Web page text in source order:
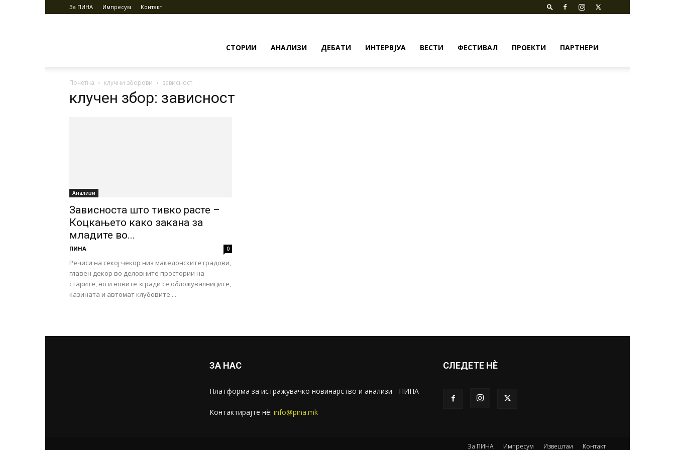
За ПИНА Импресум Контакт
СТОРИИ АНАЛИЗИ ДЕБАТИ ИНТЕРВЈУА ВЕСТИ ФЕСТИВАЛ ПРОЕКТИ ПАРТНЕРИ
Почетна клучни зборови зависност
клучен збор: зависност
Анализи
Зависноста што тивко расте –
Коцкањето како закана за
младите во...
ПИНА 0
Речиси на секој чекор низ македонските градови,
главен декор во деловните простории на
старите, но и новите згради се обложувалниците,
казината и автомат клубовите....
ЗА НАС
Платформа за истражувачко новинарство и анализи - ПИНА
Контактирајте нѐ: info@pina.mk
СЛЕДЕТЕ НЀ
За ПИНА Импресум Извештаи Контакт